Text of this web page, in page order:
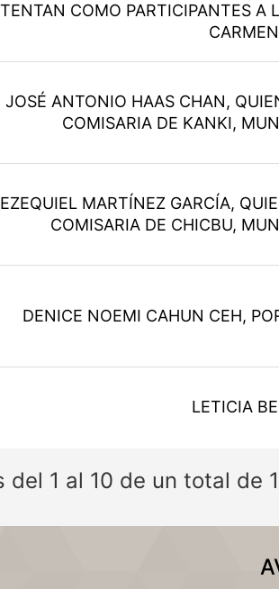
COMO PARTICIPANTES A
JOSÉ ANTONIO HAAS CHAN,
COMISARIA DE KANKI,
EZEQUIEL MARTÍNEZ GARCÍA,
COMISARIA DE CHICBU,
DENICE NOEMI CAHUN CEH,
LETICIA
1 al 10 de un total de